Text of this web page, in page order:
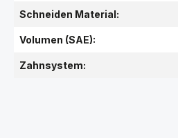
Schneiden Material:
Volumen (SAE):
Zahnsystem: